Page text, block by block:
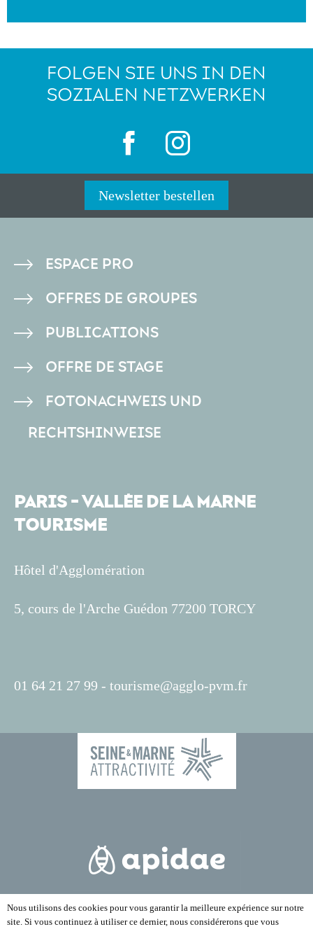
FOLGEN SIE UNS IN DEN
SOZIALEN NETZWERKEN
Newsletter bestellen
PIED
DE
ESPACE PRO
OFFRES DE GROUPES
PUBLICATIONS
OFFRE DE STAGE
FOTONACHWEIS UND
RECHTSHINWEISE
PARIS - VALLÉE DE LA MARNE
TOURISME
Hôtel d'Agglomération
5, cours de l'Arche Guédon 77200 TORCY
01 64 21 27 99 - tourisme@agglo-pvm.fr
Nous utilisons des cookies pour vous garantir la meilleure expérience sur notre
site. Si vous continuez à utiliser ce dernier, nous considérerons que vous